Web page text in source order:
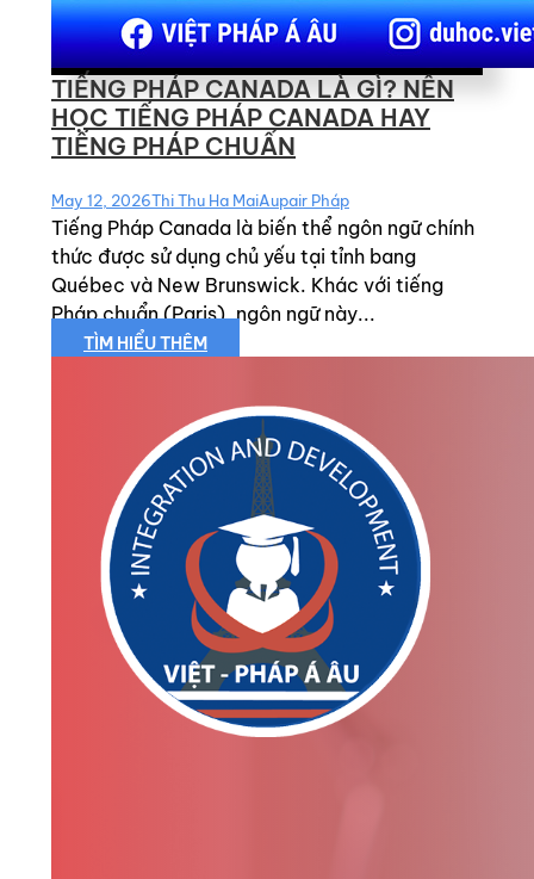
TIẾNG PHÁP CANADA LÀ GÌ? NÊN
HỌC TIẾNG PHÁP CANADA HAY
TIẾNG PHÁP CHUẨN
May 12, 2026Thi Thu Ha MaiAupair Pháp
Tiếng Pháp Canada là biến thể ngôn ngữ chính
thức được sử dụng chủ yếu tại tỉnh bang
Québec và New Brunswick. Khác với tiếng
Pháp chuẩn (Paris), ngôn ngữ này...
TÌM HIỂU THÊM